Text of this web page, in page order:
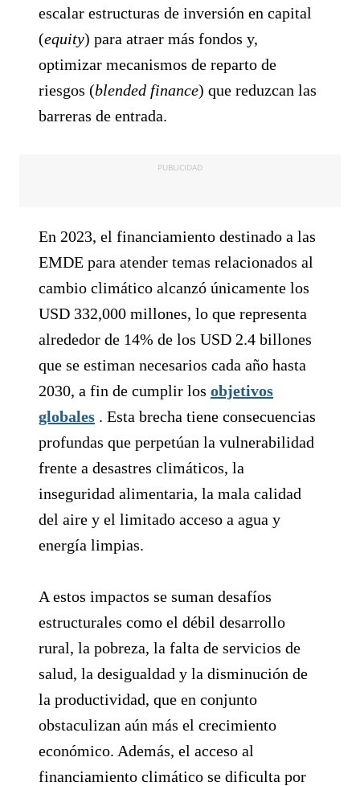
escalar estructuras de inversión en capital
(equity) para atraer más fondos y,
optimizar mecanismos de reparto de
riesgos (blended finance) que reduzcan las
barreras de entrada.
PUBLICIDAD
En 2023, el financiamiento destinado a las
EMDE para atender temas relacionados al
cambio climático alcanzó únicamente los
USD 332,000 millones, lo que representa
alrededor de 14% de los USD 2.4 billones
que se estiman necesarios cada año hasta
2030, a fin de cumplir los objetivos
globales . Esta brecha tiene consecuencias
profundas que perpetúan la vulnerabilidad
frente a desastres climáticos, la
inseguridad alimentaria, la mala calidad
del aire y el limitado acceso a agua y
energía limpias.
A estos impactos se suman desafíos
estructurales como el débil desarrollo
rural, la pobreza, la falta de servicios de
salud, la desigualdad y la disminución de
la productividad, que en conjunto
obstaculizan aún más el crecimiento
económico. Además, el acceso al
financiamiento climático se dificulta por